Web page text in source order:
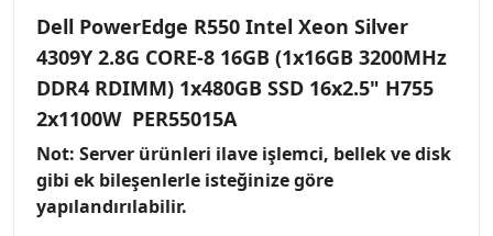
Dell PowerEdge R550 Intel Xeon Silver
4309Y 2.8G CORE-8 16GB (1x16GB 3200MHz
DDR4 RDIMM) 1x480GB SSD 16x2.5" H755
2x1100W PER55015A
Not: Server ürünleri ilave işlemci, bellek ve disk
gibi ek bileşenlerle isteğinize göre
yapılandırılabilir.